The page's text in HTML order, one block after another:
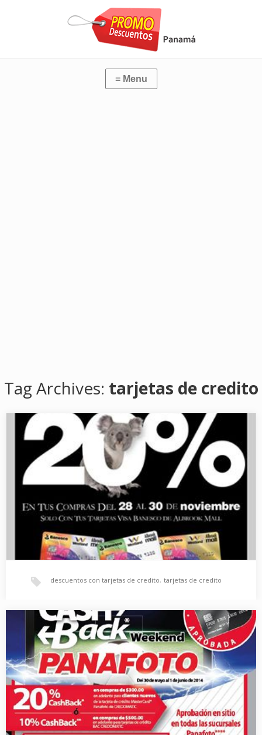
Tag Archives: tarjetas de credito
BANESCO: En Este Black Friday Te devolvemos El
20%.
Por tus compras en este Black Friday pagando con las tarjetas
Visa Banesco de Albrook Mall …
descuentos con tarjetas de credito, tarjetas de credito